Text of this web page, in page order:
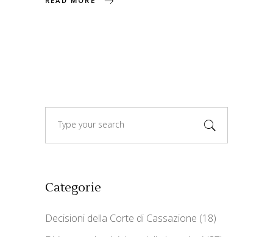
Categorie
Decisioni della Corte di Cassazione (18)